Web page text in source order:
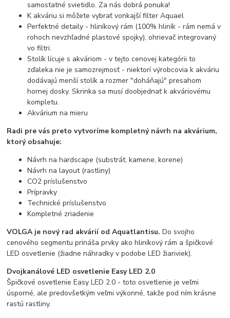
samostatné svietidlo. Za nás dobrá ponuka!
K akváriu si môžete vybrať vonkajší filter Aquael
Perfektné detaily - hliníkový rám (100% hliník - rám nemá v
rohoch nevzhľadné plastové spojky), ohrievač integrovaný
vo filtri.
Stolík lícuje s akváriom - v tejto cenovej kategórii to
zďaleka nie je samozrejmosť - niektorí výrobcovia k akváriu
dodávajú menší stolík a rozmer "doháňajú" presahom
hornej dosky. Skrinka sa musí doobjednať k akváriovému
kompletu.
Akvárium na mieru
Radi pre vás preto vytvoríme kompletný návrh na akvárium,
ktorý obsahuje:
Návrh na hardscape (substrát, kamene, korene)
Návrh na layout (rastliny)
CO2 príslušenstvo
Prípravky
Technické príslušenstvo
Kompletné zriadenie
VOLGA je nový rad akvárií od Aquatlantisu.Do svojho
cenového segmentu prináša prvky ako hliníkový rám a špičkové
LED osvetlenie (žiadne náhradky v podobe LED žiariviek).
Dvojkanálové LED osvetlenie Easy LED 2.0
Špičkové osvetlenie Easy LED 2.0 - toto osvetlenie je veľmi
úsporné, ale predovšetkým veľmi výkonné, takže pod ním krásne
rastú rastliny.